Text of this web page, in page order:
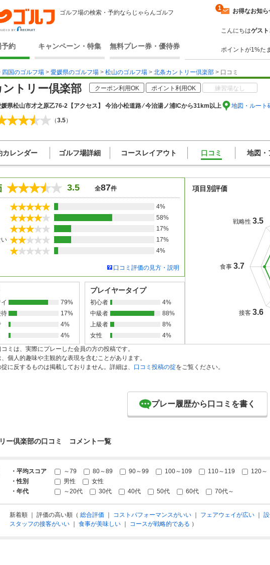
ゴルフ場の検索・予約ならじゃらんゴルフ
予約 キャンペーン・特集 無料プレー券・優待券
お得なお知ら
1
こんにちはゲスト
ポイントが1%た
四国のゴルフ場 > 愛媛県のゴルフ場 > 松山のゴルフ場 > 北条カントリー倶楽部 > 口コミ
ントリー倶楽部 クーポン利用OK ポイント利用OK 練習場なし
媛県松山市才之原乙76-2 【アクセス】 今治小松道路 ⁄ 今治湯ノ浦ICから31km以上 地図・ルート
（3.5）
カレンダー ゴルフ場詳細 コースレイアウト 口コミ 地図・
3.5 全87件
4%
58%
17%
17%
4%
口コミ評価の見方・説明
79%
待
17%
4%
4%
プレイヤータイプ
初心者
4%
中級者
88%
上級者
8%
女性
4%
項目別評価
接客 3.6
食事 3.7
戦略性 3.5
ミは、実際にプレーした会員の方の投稿です。
個人的趣味や主観的な表現を含むことがあります。
に反するものは掲載しておりません。詳細は、 口コミ投稿の掟をご覧ください。
プレー履歴から口コミを書く
ー倶楽部の口コミ コメント一覧
・平均スコア ～79 80～89 90～99 100～109 110～119
120～
・性別
男性
女性
・年代
～20代 30代 40代 50代 60代 70代～
新着順 ｜ 評価の高い順（ 総合評価 コストパフォーマンスがいい フェアウェイが広い
スタッフの接客がいい
食事が美味しい コースが戦略的である ）